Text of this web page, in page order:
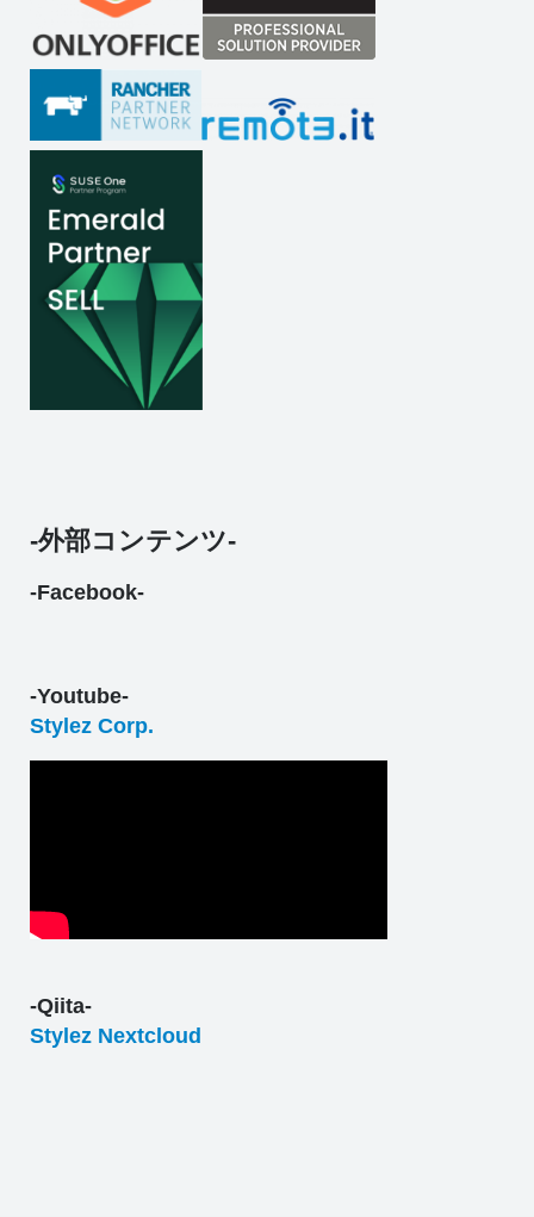
-外部コンテンツ-
-Facebook-
-Youtube-
Stylez Corp.
-Qiita-
Stylez Nextcloud